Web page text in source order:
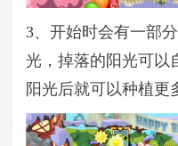
3、开始时会有一部
光，掉落的阳光可以
阳光后就可以种植更